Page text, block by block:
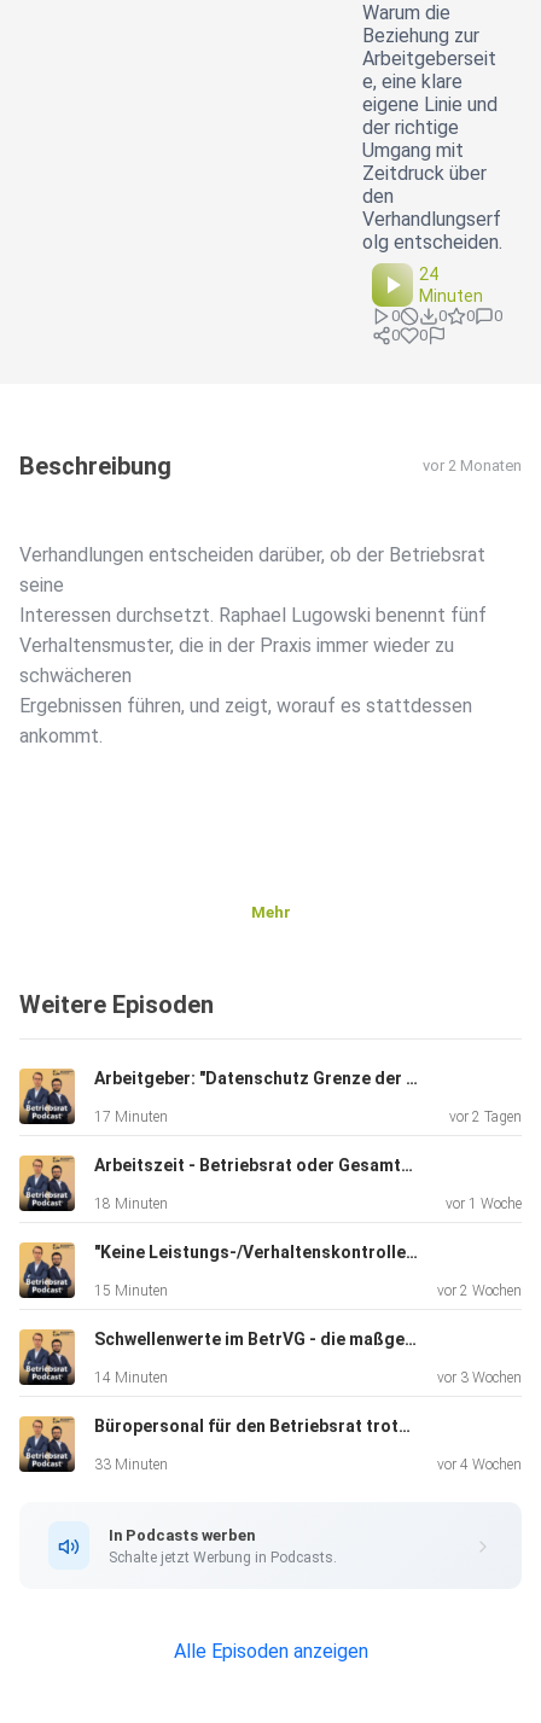
Warum die
Beziehung zur
Arbeitgeberseit
e, eine klare
eigene Linie und
der richtige
Umgang mit
Zeitdruck über
den
Verhandlungserf
olg entscheiden.
24
Minuten
0 0 0
0
0
0
Beschreibung vor 2 Monaten
Verhandlungen entscheiden darüber, ob der Betriebsrat
seine
Interessen durchsetzt. Raphael Lugowski benennt fünf
Verhaltensmuster, die in der Praxis immer wieder zu
schwächeren
Ergebnissen führen, und zeigt, worauf es stattdessen
ankommt.
Mehr
Weitere Episoden
Arbeitgeber: "Datenschutz Grenze der IT-Mitbestimmung." Wirklich?
17 Minuten vor 2 Tagen
Arbeitszeit - Betriebsrat oder Gesamtbetriebsrat zuständig? (LAG Rheinl.-Pf.)
18 Minuten vor 1 Woche
"Keine Leistungs-/Verhaltenskontrolle" - Freifahrtschein für Arbeitgeber?
15 Minuten vor 2 Wochen
Schwellenwerte im BetrVG - die maßgeblichen Stichtage
14 Minuten vor 3 Wochen
Büropersonal für den Betriebsrat trotz guter IT-Ausstattung?
33 Minuten vor 4 Wochen
In Podcasts werben
Schalte jetzt Werbung in Podcasts.
Alle Episoden anzeigen